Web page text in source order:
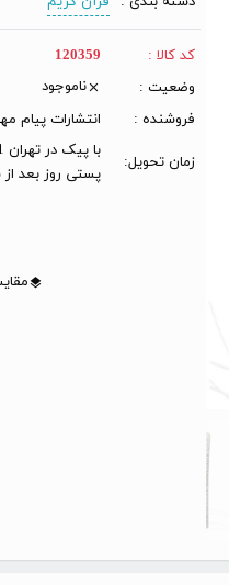
کد کالا :
120359
وضعیت :
ناموجود
فروشنده :
انتشارات پیام
زمان تحویل:
پستی روز بعد